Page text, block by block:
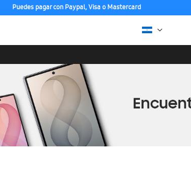
Puedes pagar con Paypal, Visa o Mastercard